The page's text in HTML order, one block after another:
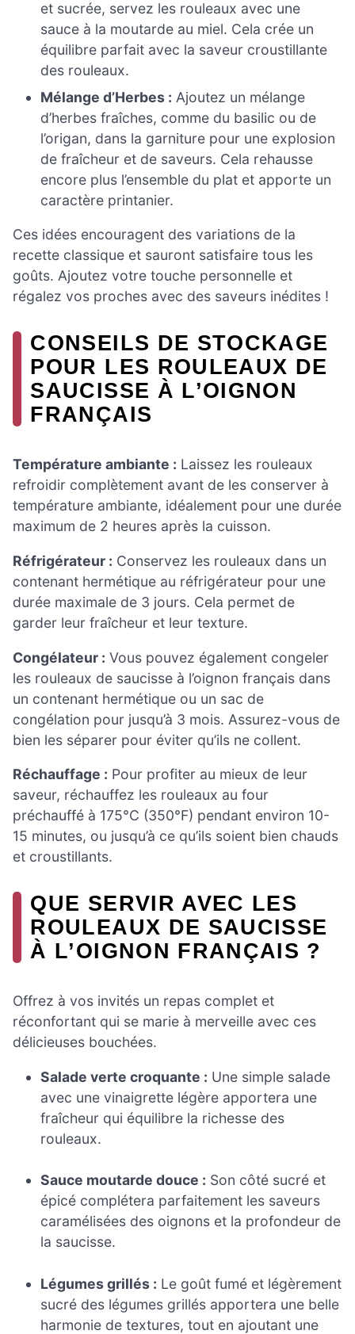
et sucrée, servez les rouleaux avec une
sauce à la moutarde au miel. Cela crée un
équilibre parfait avec la saveur croustillante
des rouleaux.
Mélange d’Herbes : Ajoutez un mélange
d’herbes fraîches, comme du basilic ou de
l’origan, dans la garniture pour une explosion
de fraîcheur et de saveurs. Cela rehausse
encore plus l’ensemble du plat et apporte un
caractère printanier.
Ces idées encouragent des variations de la
recette classique et sauront satisfaire tous les
goûts. Ajoutez votre touche personnelle et
régalez vos proches avec des saveurs inédites !
CONSEILS DE STOCKAGE
POUR LES ROULEAUX DE
SAUCISSE À L’OIGNON
FRANÇAIS
Température ambiante : Laissez les rouleaux
refroidir complètement avant de les conserver à
température ambiante, idéalement pour une durée
maximum de 2 heures après la cuisson.
Réfrigérateur : Conservez les rouleaux dans un
contenant hermétique au réfrigérateur pour une
durée maximale de 3 jours. Cela permet de
garder leur fraîcheur et leur texture.
Congélateur : Vous pouvez également congeler
les rouleaux de saucisse à l’oignon français dans
un contenant hermétique ou un sac de
congélation pour jusqu’à 3 mois. Assurez-vous de
bien les séparer pour éviter qu’ils ne collent.
Réchauffage : Pour profiter au mieux de leur
saveur, réchauffez les rouleaux au four
préchauffé à 175°C (350°F) pendant environ 10-
15 minutes, ou jusqu’à ce qu’ils soient bien chauds
et croustillants.
QUE SERVIR AVEC LES
ROULEAUX DE SAUCISSE
À L’OIGNON FRANÇAIS ?
Offrez à vos invités un repas complet et
réconfortant qui se marie à merveille avec ces
délicieuses bouchées.
Salade verte croquante : Une simple salade
avec une vinaigrette légère apportera une
fraîcheur qui équilibre la richesse des
rouleaux.
Sauce moutarde douce : Son côté sucré et
épicé complétera parfaitement les saveurs
caramélisées des oignons et la profondeur de
la saucisse.
Légumes grillés : Le goût fumé et légèrement
sucré des légumes grillés apportera une belle
harmonie de textures, tout en ajoutant une